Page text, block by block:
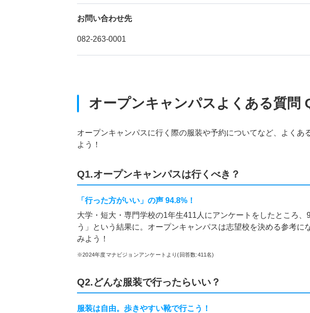
お問い合わせ先
082-263-0001
オープンキャンパスよくある質問
オープンキャンパスに行く際の服装や予約についてなど、よくあ
よう！
Q1.オープンキャンパスは行くべき？
「行った方がいい」の声 94.8%！
大学・短大・専門学校の1年生411人にアンケートをしたところ
う」という結果に。オープンキャンパスは志望校を決める参考に
みよう！
※2024年度マナビジョンアンケートより(回答数:411名)
Q2.どんな服装で行ったらいい？
服装は自由。歩きやすい靴で行こう！